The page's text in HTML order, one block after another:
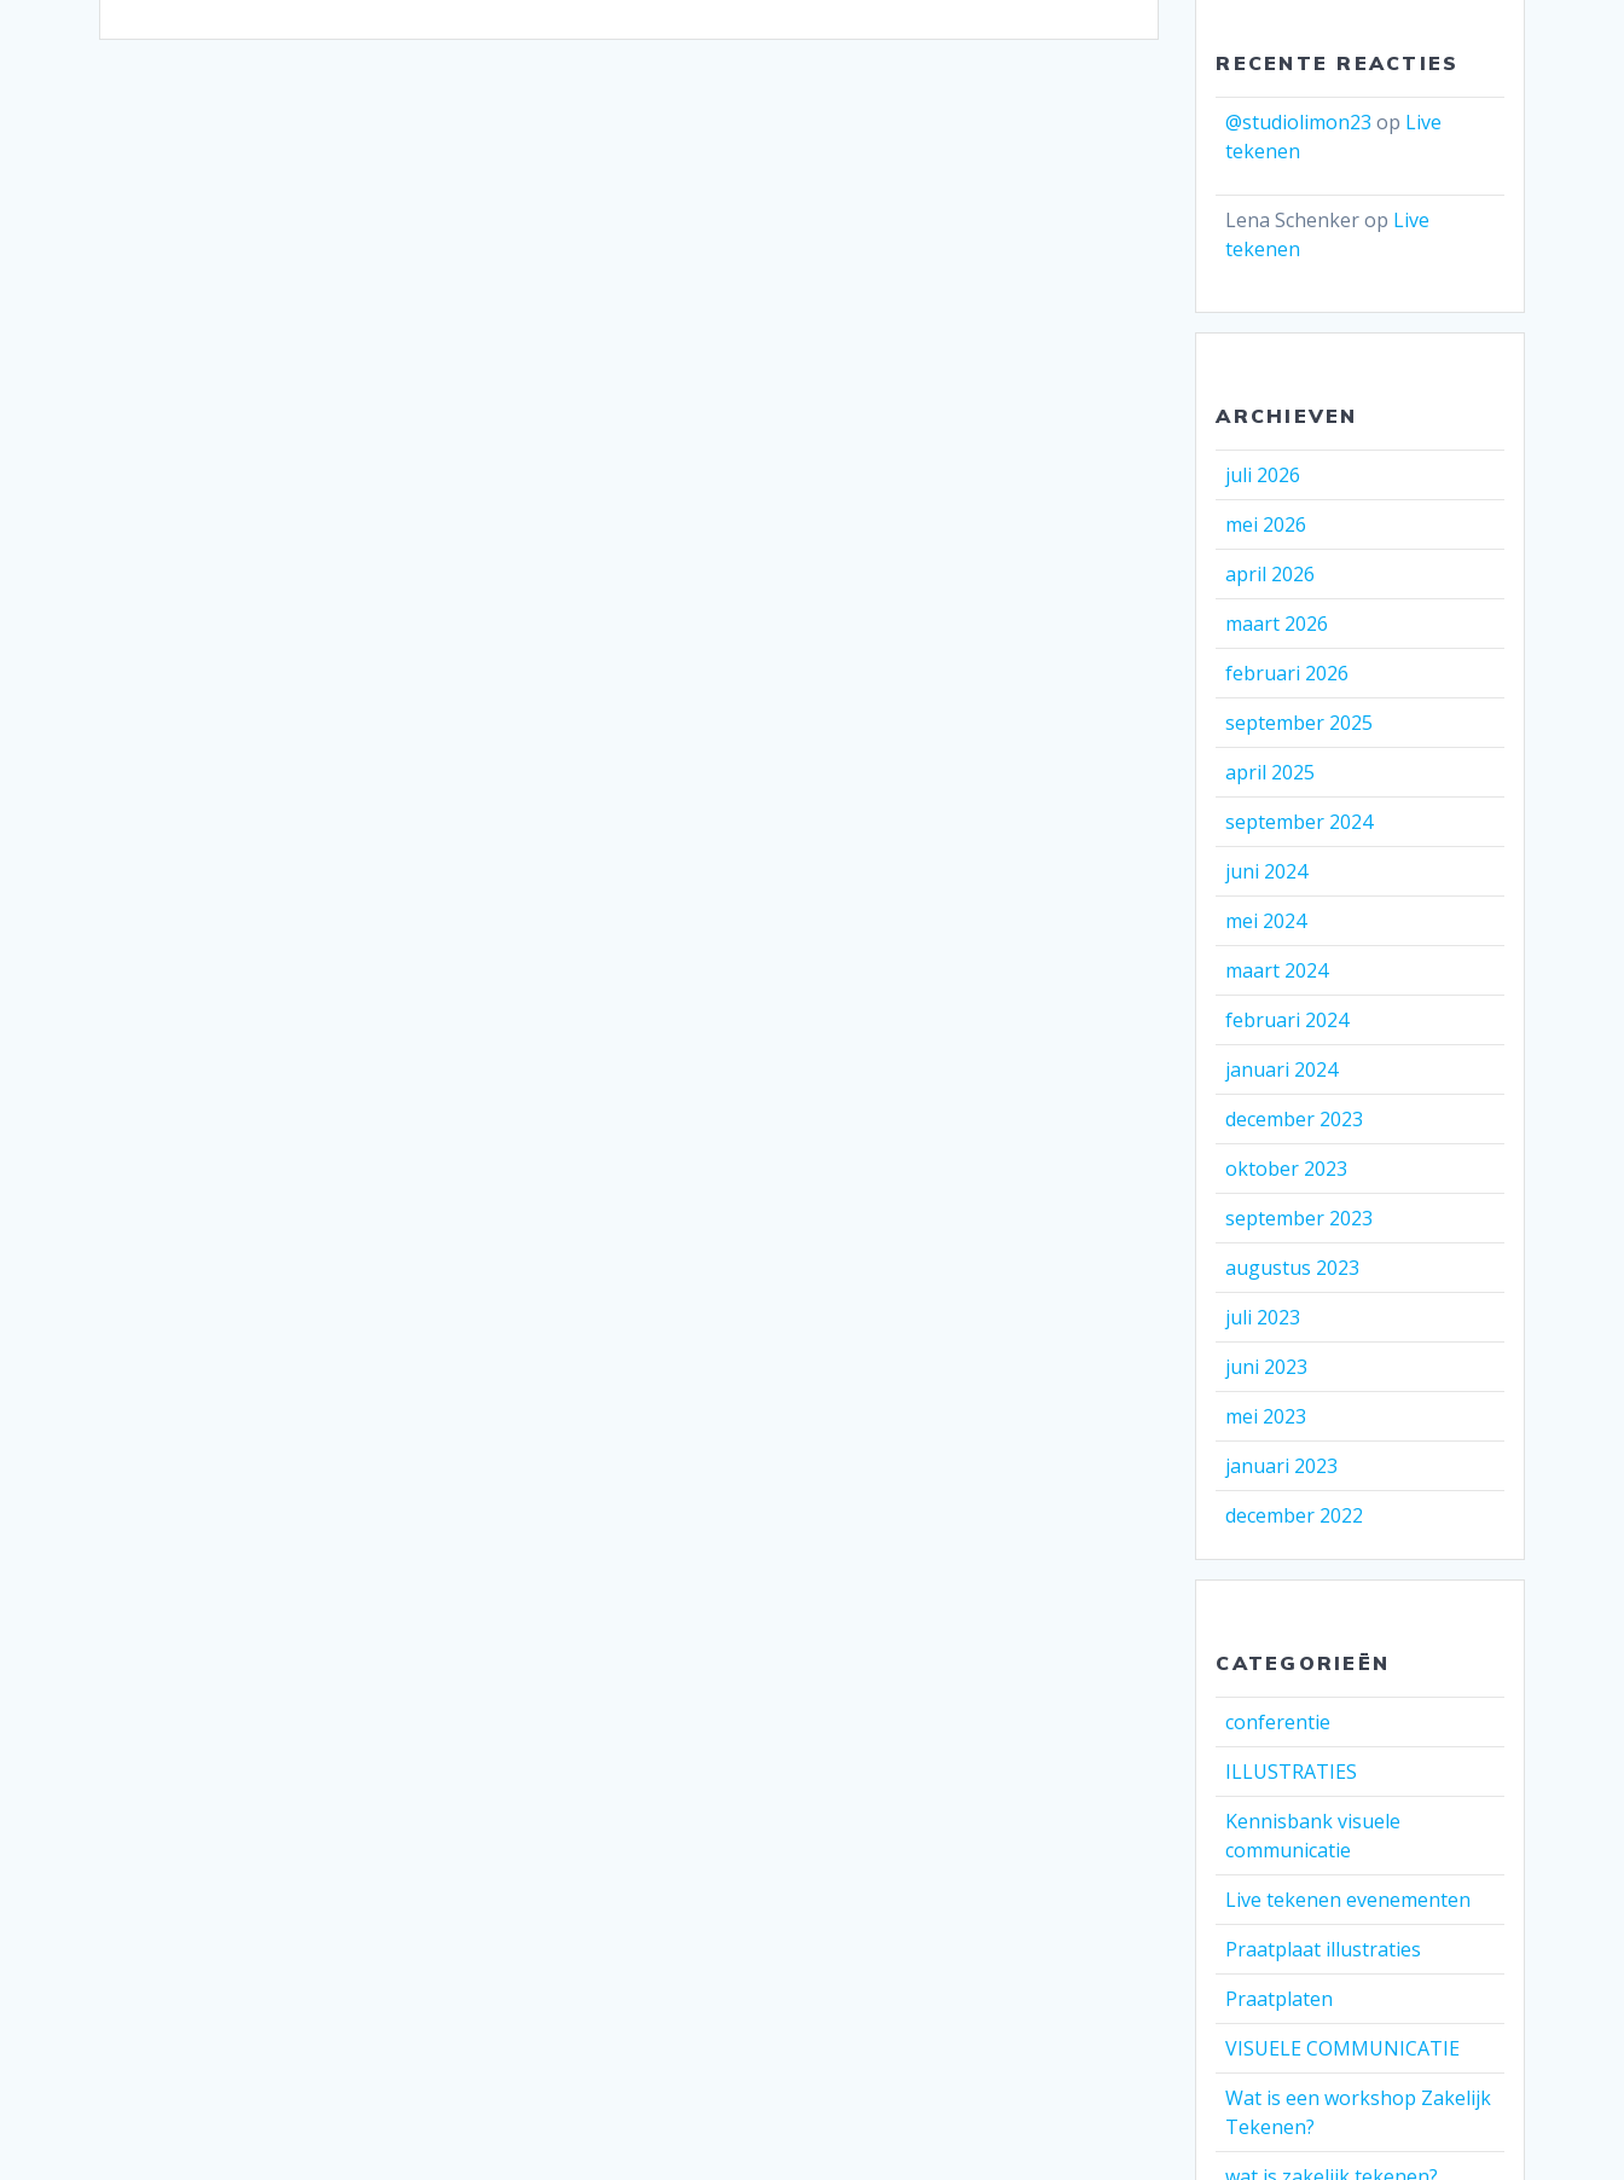
RECENTE REACTIES
@studiolimon23 op Live
tekenen
Lena Schenkerop Live
tekenen
ARCHIEVEN
juli 2026
mei 2026
april 2026
maart 2026
februari 2026
september 2025
april 2025
september 2024
juni 2024
mei 2024
maart 2024
februari 2024
januari 2024
december 2023
oktober 2023
september 2023
augustus 2023
juli 2023
juni 2023
mei 2023
januari 2023
december 2022
CATEGORIEËN
conferentie
ILLUSTRATIES
Kennisbank visuele
communicatie
Live tekenen evenementen
Praatplaat illustraties
Praatplaten
VISUELE COMMUNICATIE
Wat is een workshop Zakelijk
Tekenen?